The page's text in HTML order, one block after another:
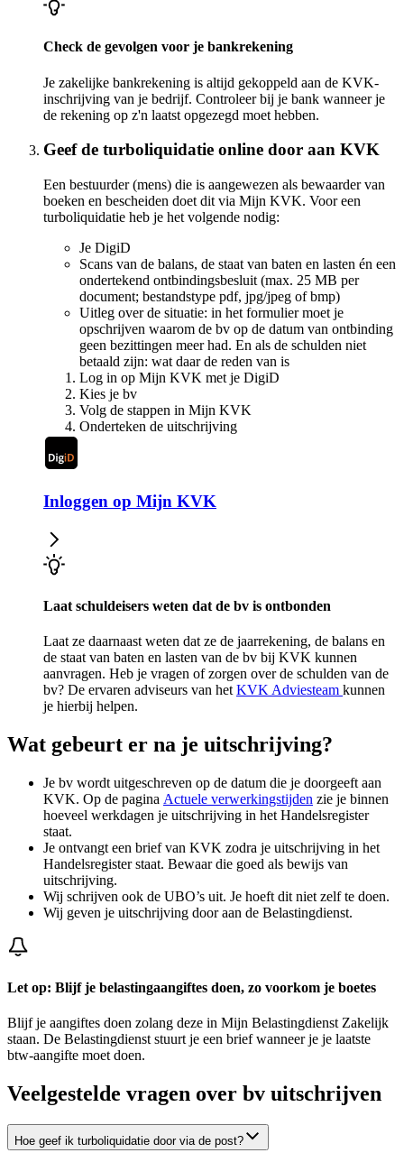
Check de gevolgen voor je bankrekening
Je zakelijke bankrekening is altijd gekoppeld aan de KVK-
inschrijving van je bedrijf. Controleer bij je bank wanneer je
de rekening op z'n laatst opgezegd moet hebben.
Geef de turboliquidatie online door aan KVK
Een bestuurder (mens) die is aangewezen als bewaarder van
boeken en bescheiden doet dit via Mijn KVK. Voor een
turboliquidatie heb je het volgende nodig:
Je DigiD
Scans van de balans, de staat van baten en lasten én een
ondertekend ontbindingsbesluit (max. 25 MB per
document; bestandstype pdf, jpg/jpeg of bmp)
Uitleg over de situatie: in het formulier moet je
opschrijven waarom de bv op de datum van ontbinding
geen bezittingen meer had. En als de schulden niet
betaald zijn: wat daar de reden van is
Log in op Mijn KVK met je DigiD
Kies je bv
Volg de stappen in Mijn KVK
Onderteken de uitschrijving
Inloggen op Mijn KVK
Laat schuldeisers weten dat de bv is ontbonden
Laat ze daarnaast weten dat ze de jaarrekening, de balans en
de staat van baten en lasten van de bv bij KVK kunnen
aanvragen. Heb je vragen of zorgen over de schulden van de
bv? De ervaren adviseurs van het KVK Adviesteam kunnen
je hierbij helpen.
Wat gebeurt er na je uitschrijving?
Je bv wordt uitgeschreven op de datum die je doorgeeft aan
KVK. Op de pagina Actuele verwerkingstijden zie je binnen
hoeveel werkdagen je uitschrijving in het Handelsregister
staat.
Je ontvangt een brief van KVK zodra je uitschrijving in het
Handelsregister staat. Bewaar die goed als bewijs van
uitschrijving.
Wij schrijven ook de UBO’s uit. Je hoeft dit niet zelf te doen.
Wij geven je uitschrijving door aan de Belastingdienst.
Let op: Blijf je belastingaangiftes doen, zo voorkom je boetes
Blijf je aangiftes doen zolang deze in Mijn Belastingdienst Zakelijk
staan. De Belastingdienst stuurt je een brief wanneer je je laatste
btw-aangifte moet doen.
Veelgestelde vragen over bv uitschrijven
Hoe geef ik turboliquidatie door via de post?